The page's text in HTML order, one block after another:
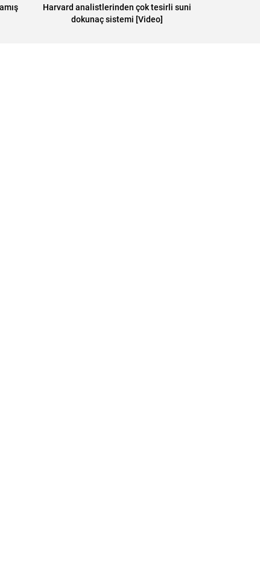
Harvard analistlerinden çok tesirli suni
dokunaç sistemi [Video]